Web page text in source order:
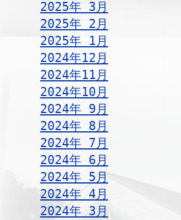
2025年 3月
2025年 2月
2025年 1月
2024年12月
2024年11月
2024年10月
2024年 9月
2024年 8月
2024年 7月
2024年 6月
2024年 5月
2024年 4月
2024年 3月